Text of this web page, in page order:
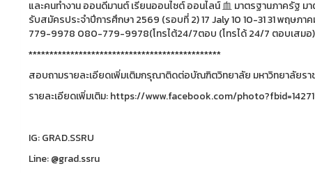
**********************************************
สอบถามรายละเอียดเพิ่มเติมกรุณาติดต่อบัณฑิตวิทยาลัย มหาวิทยาลัยรา
รายละเอียดเพิ่มเติม: https://www.facebook.com/
IG: GRAD.SSRU
Line: @grad.ssru